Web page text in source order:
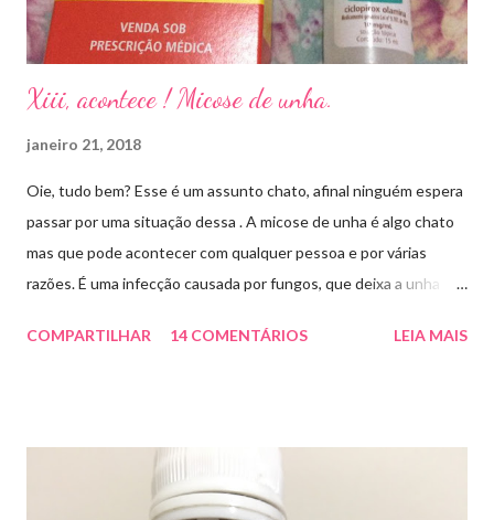
Xiii, acontece ! Micose de unha.
janeiro 21, 2018
Oie, tudo bem? Esse é um assunto chato, afinal ninguém espera
passar por uma situação dessa . A micose de unha é algo chato
mas que pode acontecer com qualquer pessoa e por várias
razões. É uma infecção causada por fungos, que deixa a unha
descolar da pele. As causas mais comuns dessas micoses é por
micose de unha é feito com esmaltes antifúngicos ou remédios
orais ,ou para aplicação local receitados pelo dermatologista. O
COMPARTILHAR 14 COMENTÁRIOS LEIA MAIS